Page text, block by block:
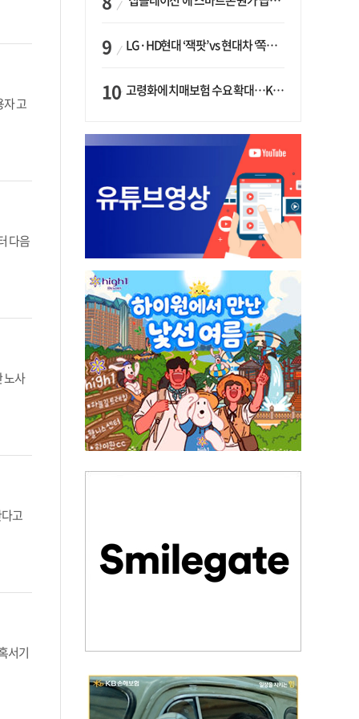
자 고
다음
노사
고
서기
LG·HD현대 ‘잭팟’ vs 현대차 ‘쪽박’…글로벌 사모펀드, 韓 대기업 투자 ‘희비’
고령화에 치매보험 수요 확대…KB손보·삼성화재가 ‘시장 주도’